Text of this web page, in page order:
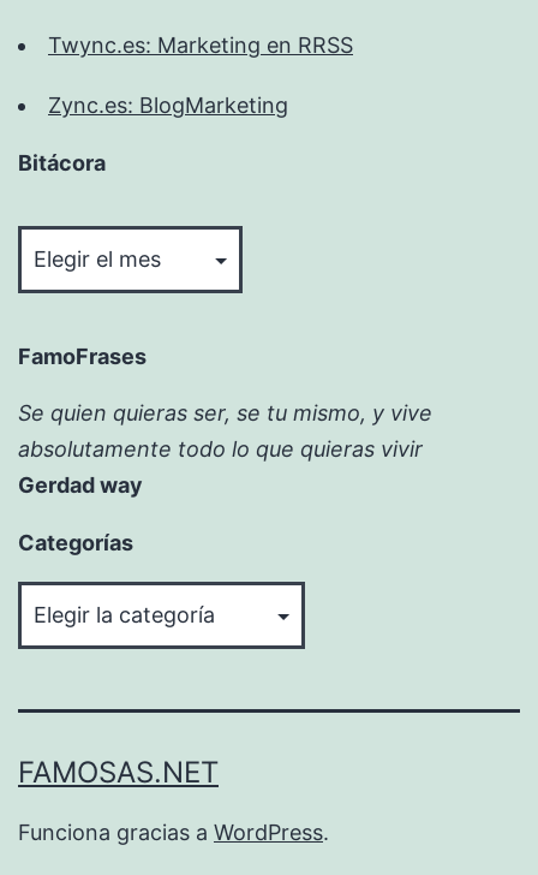
Twync.es: Marketing en RRSS
Zync.es: BlogMarketing
Bitácora
FamoFrases
Se quien quieras ser, se tu mismo, y vive
absolutamente todo lo que quieras vivir
Gerdad way
Categorías
FAMOSAS.NET
Funciona gracias a WordPress.